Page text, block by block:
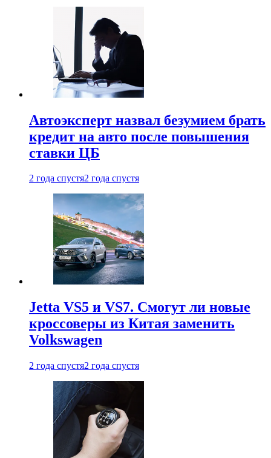
Автоэксперт назвал безумием брать
кредит на авто после повышения
ставки ЦБ
2 года спустя2 года спустя
Jetta VS5 и VS7. Смогут ли новые
кроссоверы из Китая заменить
Volkswagen
2 года спустя2 года спустя